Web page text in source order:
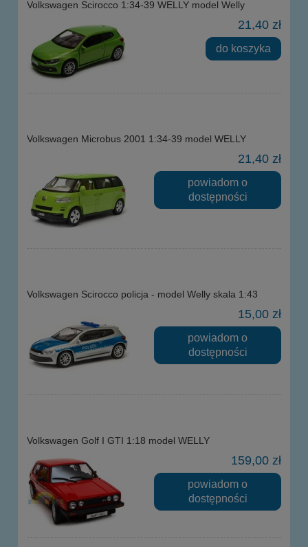
Volkswagen Scirocco 1:34-39 WELLY model Welly
21,40 zł
do koszyka
Volkswagen Microbus 2001 1:34-39 model WELLY
21,40 zł
powiadom o
dostępności
Volkswagen Scirocco policja - model Welly skala 1:43
15,00 zł
powiadom o
dostępności
Volkswagen Golf I GTI 1:18 model WELLY
159,00 zł
powiadom o
dostępności